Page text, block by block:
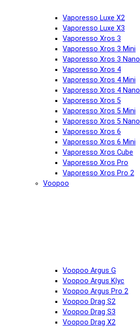
Vaporesso Luxe X2
Vaporesso Luxe X3
Vaporesso Xros 3
Vaporesso Xros 3 Mini
Vaporesso Xros 3 Nano
Vaporesso Xros 4
Vaporesso Xros 4 Mini
Vaporesso Xros 4 Nano
Vaporesso Xros 5
Vaporesso Xros 5 Mini
Vaporesso Xros 5 Nano
Vaporesso Xros 6
Vaporesso Xros 6 Mini
Vaporesso Xros Cube
Vaporesso Xros Pro
Vaporesso Xros Pro 2
Voopoo
Voopoo Argus G
Voopoo Argus Klyc
Voopoo Argus Pro 2
Voopoo Drag S2
Voopoo Drag S3
Voopoo Drag X2